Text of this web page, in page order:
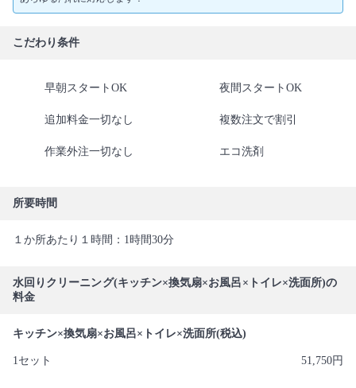
こだわり条件
早朝スタートOK 夜間スタートOK
追加料金一切なし 複数注文で割引
作業外注一切なし エコ洗剤
所要時間
１か所あたり１時間：1時間30分
水回りクリーニング(キッチン×換気扇×お風呂×トイレ×洗面所)の
料金
キッチン×換気扇×お風呂×トイレ×洗面所(税込)
1セット 51,750円